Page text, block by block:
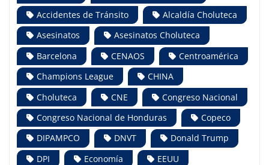
Accidentes de Tránsito
Alcaldía Choluteca
Asesinatos
Asesinatos Choluteca
Barcelona
CENAOS
Centroamérica
Champions League
CHINA
Choluteca
CNE
Congreso Nacional
Congreso Nacional de Honduras
Copeco
DIPAMPCO
DNVT
Donald Trump
DPI
Economía
EEUU